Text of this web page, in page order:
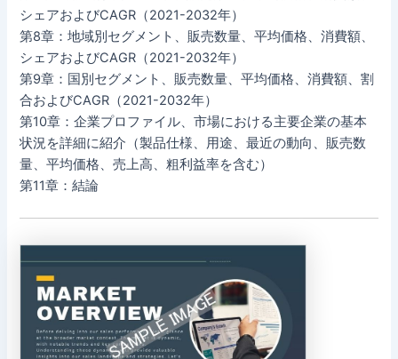
シェアおよびCAGR（2021-2032年）
第8章：地域別セグメント、販売数量、平均価格、消費額、
シェアおよびCAGR（2021-2032年）
第9章：国別セグメント、販売数量、平均価格、消費額、割
合およびCAGR（2021-2032年）
第10章：企業プロファイル、市場における主要企業の基本
状況を詳細に紹介（製品仕様、用途、最近の動向、販売数
量、平均価格、売上高、粗利益率を含む）
第11章：結論